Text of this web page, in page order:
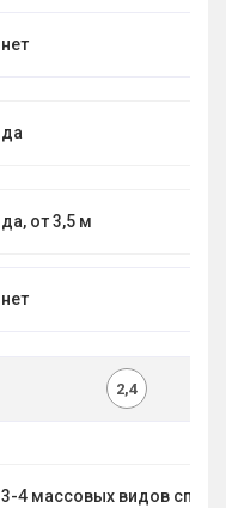
нет
да
да, от 3,5 м
нет
2,4
3-4 массовых видов